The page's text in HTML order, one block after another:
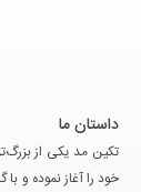
داستان ما
خود را آغاز نموده و